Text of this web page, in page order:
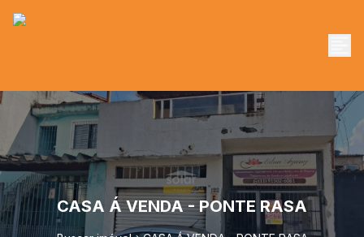
CASA Á VENDA - PONTE RASA